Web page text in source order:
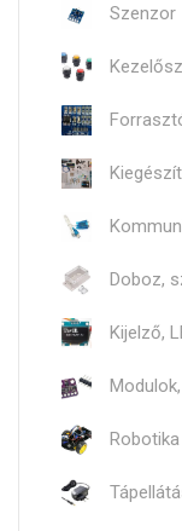
Szenzor
Doboz,
Kijelző,
Robotika